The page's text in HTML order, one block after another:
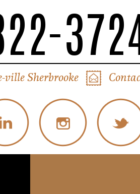
ville Sherbrooke